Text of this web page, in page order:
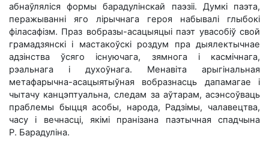
абнаўляліся формы барадулінскай паэзіі. Думкі паэта,
перажыванні яго лірычнага героя набывалі глыбокі
філасафізм. Праз вобразы-асацыяцыі паэт увасобіў свой
грамадзянскі і мастакоўскі роздум пра дыялектычнае
адзінства ўсяго існуючага, зямнога і касмічнага,
рэальнага і духоўнага. Менавіта арыгінальная
метафарычна-асацыятыўная вобразнасць дапамагае і
чытачу канцэптуальна, следам за аўтарам, асэнсоўваць
праблемы быцця асобы, народа, Радзімы, чалавецтва,
часу і вечнасці, якімі пранізана паэтычная спадчына
Р. Барадуліна.